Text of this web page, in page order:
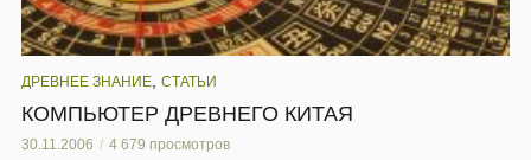
ДРЕВНЕЕ ЗНАНИЕ СТАТЬИ
КОМПЬЮТЕР ДРЕВНЕГО КИТАЯ
30.11.2006 4 679 просмотров